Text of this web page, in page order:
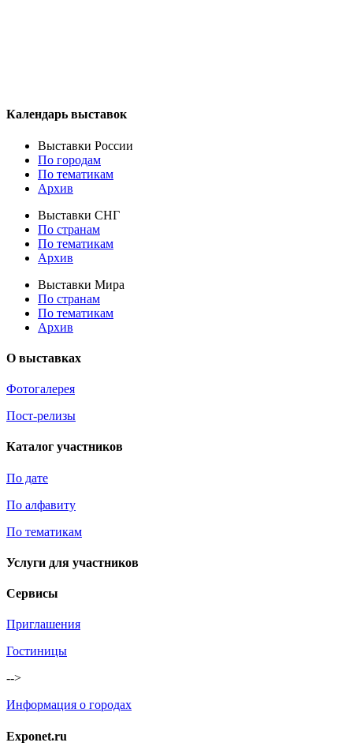
Календарь выставок
Выставки России
По городам
По тематикам
Архив
Выставки СНГ
По странам
По тематикам
Архив
Выставки Мира
По странам
По тематикам
Архив
О выставках
Фотогалерея
Пост-релизы
Каталог участников
По дате
По алфавиту
По тематикам
Услуги для участников
Сервисы
Приглашения
Гостиницы
-->
Информация о городах
Exponet.ru